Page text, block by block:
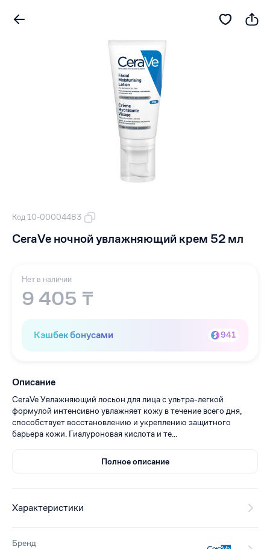
Код 10-00004483
CeraVe ночной увлажняющий крем 52 мл
Нет в наличии
9 405 ₸
Кэшбек бонусами 941
Описание
CeraVe Увлажняющий лосьон для лица с ультра-легкой
формулой интенсивно увлажняет кожу в течение всего дня,
способствует восстановлению и укреплению защитного
барьера кожи. Гиалуроновая кислота и те...
Полное описание
Характеристики
Бренд